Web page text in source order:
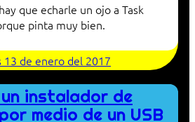
que echarle un ojo a Task
pinta muy bien.
13 de enero del 2017
instalador de
medio de un USB